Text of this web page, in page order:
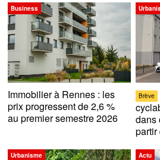
Business
Immobilier à Rennes : les
prix progressent de 2,6 %
au premier semestre 2026
Brève
dans
partir
Urbanisme Actu